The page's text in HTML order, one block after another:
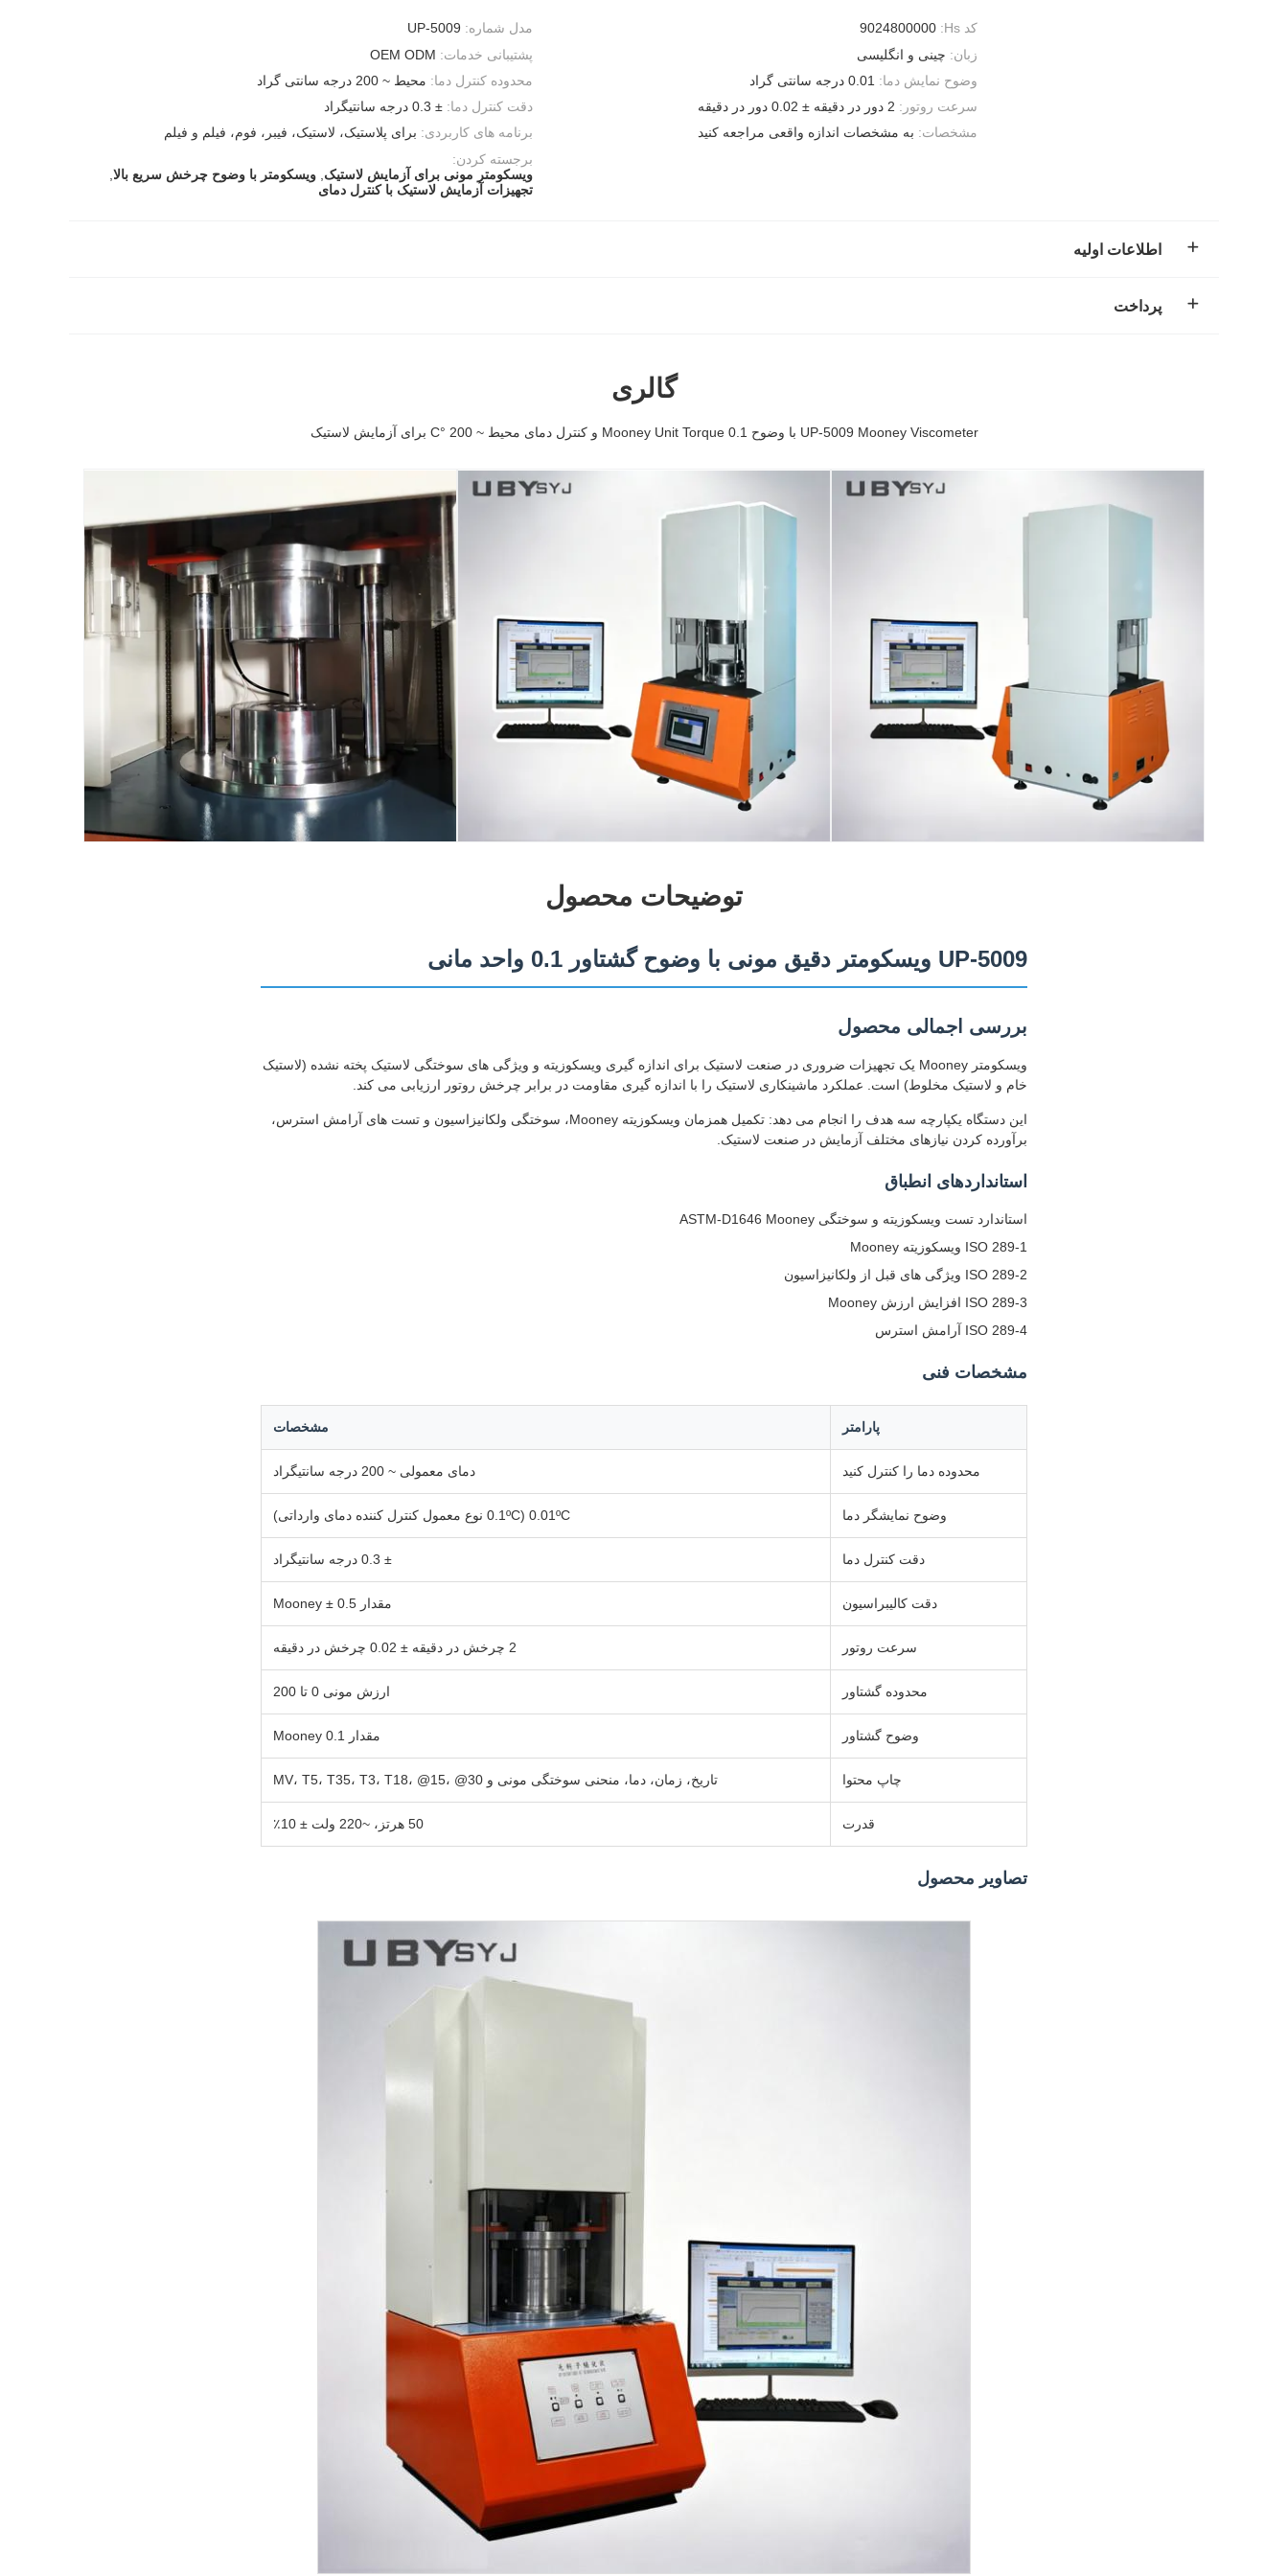
مدل شماره: UP-5009 کد Hs:
9024800000
پشتیبانی خدمات: OEM ODM زبان: چینی و انگلیسی
محدوده کنترل دما: محیط ~ 200 درجه سانتی گراد وضوح نمایش دما: 0.01 درجه سانتی گراد
دقت کنترل دما: ± 0.3 درجه سانتیگراد سرعت روتور: 2 دور در دقیقه ± 0.02 دور در دقیقه
برنامه های کاربردی: برای پلاستیک، لاستیک، فیبر، فوم، فیلم و فیلم مشخصات: به مشخصات اندازه واقعی مراجعه کنید
برجسته کردن:
ویسکومتر مونی برای آزمایش لاستیک ویسکومتر با وضوح چرخش سریع بالا
تجهیزات آزمایش لاستیک با کنترل دمای
اطلاعات اولیه
پرداخت
گالری
UP-5009 Mooney Viscometer با وضوح 0.1 Mooney Unit Torque و کنترل دمای محیط ~ 200 °C برای آزمایش لاستیک
توضیحات محصول
UP-5009 ویسکومتر دقیق مونی با وضوح گشتاور 0.1 واحد مانی
بررسی اجمالی محصول
ویسکومتر Mooney یک تجهیزات ضروری در صنعت لاستیک برای اندازه گیری ویسکوزیته و ویژگی های سوختگی لاستیک پخته نشده (لاستیک
خام و لاستیک مخلوط) است. عملکرد ماشینکاری لاستیک را با اندازه گیری مقاومت در برابر چرخش روتور ارزیابی می کند.
این دستگاه یکپارچه سه هدف را انجام می دهد: تکمیل همزمان ویسکوزیته Mooney، سوختگی ولکانیزاسیون و تست های آرامش استرس،
برآورده کردن نیازهای مختلف آزمایش در صنعت لاستیک.
استانداردهای انطباق
استاندارد تست ویسکوزیته و سوختگی ASTM-D1646 Mooney
ISO 289-1 ویسکوزیته Mooney
ISO 289-2 ویژگی های قبل از ولکانیزاسیون
ISO 289-3 افزایش ارزش Mooney
ISO 289-4 آرامش استرس
مشخصات فنی
پارامتر مشخصات
محدوده دما را کنترل کنید دمای معمولی ~ 200 درجه سانتیگراد
وضوح نمایشگر دما 0.01ºC (0.1ºC نوع معمول کنترل کننده دمای وارداتی)
دقت کنترل دما ± 0.3 درجه سانتیگراد
دقت کالیبراسیون مقدار Mooney ± 0.5
سرعت روتور 2 چرخش در دقیقه ± 0.02 چرخش در دقیقه
محدوده گشتاور ارزش مونی 0 تا 200
وضوح گشتاور مقدار Mooney 0.1
چاپ محتوا تاریخ، زمان، دما، منحنی سوختگی مونی و MV، T5، T35، T3، T18، @15، @30
قدرت 50 هرتز، ~220 ولت ± 10٪
تصاویر محصول